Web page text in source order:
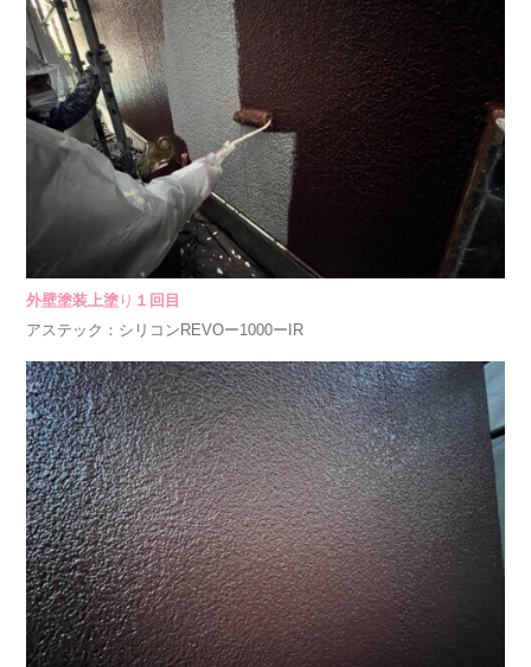
外壁塗装上塗 り １ 回目
アステック：シリコンREVOー1000ーIR